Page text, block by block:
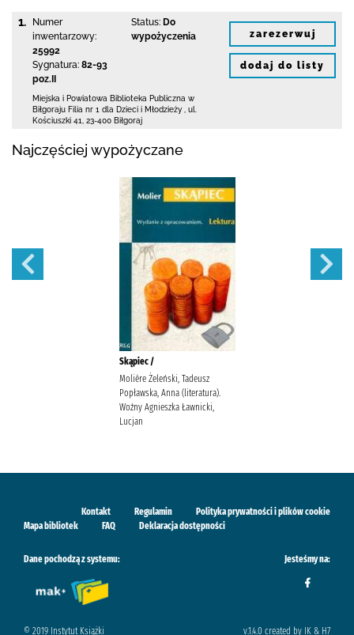
1.
Numer
inwentarzowy:
25992
Sygnatura: 82-93
poz.II
Status: Do
wypożyczenia
Miejska i Powiatowa Biblioteka Publiczna w
Biłgoraju Filia nr 1 dla Dzieci i Młodzieży
ul.
Kościuszki 41
23-400 Biłgoraj
zarezerwuj
dodaj do listy
Najczęściej wypożyczane
Skąpiec /
Molière Żeleński, Tadeusz
Popławska, Anna (literatura).
Woźny Agnieszka Ławnicki,
Lucjan
Kontakt Regulamin
Polityka prywatności i plików cookie
Mapa bibliotek
FAQ Deklaracja dostępności
Dane pochodzą z systemu: Jesteśmy na:
© 2019 Instytut Książki v.1.4.0 created by IK & H7